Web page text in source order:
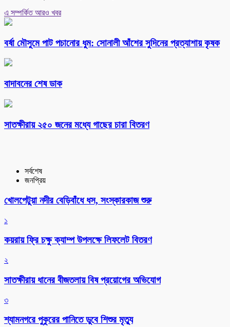
এ সম্পর্কিত আরও খবর
বর্ষা মৌসুমে পাট পচানোর ধুম: সোনালী আঁশের সুদিনের প্রত্যাশায় কৃষক
বাদাবনের শেষ ডাক
সাতক্ষীরায় ২৫০ জনের মধ্যে গাছের চারা বিতরণ
সর্বশেষ
জনপ্রিয়
খোলপেটুয়া নদীর বেড়িবাঁধে ধস, সংস্কারকাজ শুরু
১
কয়রায় ফ্রি চক্ষু ক্যাম্প উপলক্ষে লিফলেট বিতরণ
২
সাতক্ষীরায় ধানের বীজতলায় বিষ প্রয়োগের অভিযোগ
৩
শ্যামনগরে পুকুরের পানিতে ডুবে শিশুর মৃত্যু